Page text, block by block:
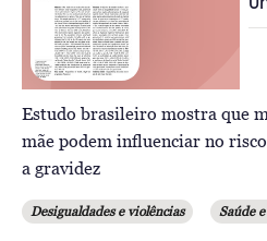
Estudo brasileiro mostra que
mãe podem influenciar no
a gravidez
Desigualdades e violências Saúde